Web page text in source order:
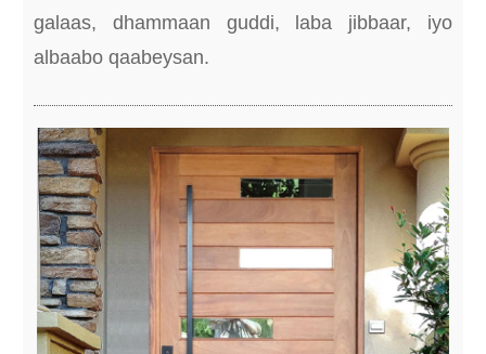
galaas, dhammaan guddi, laba jibbaar, iyo
albaabo qaabeysan.